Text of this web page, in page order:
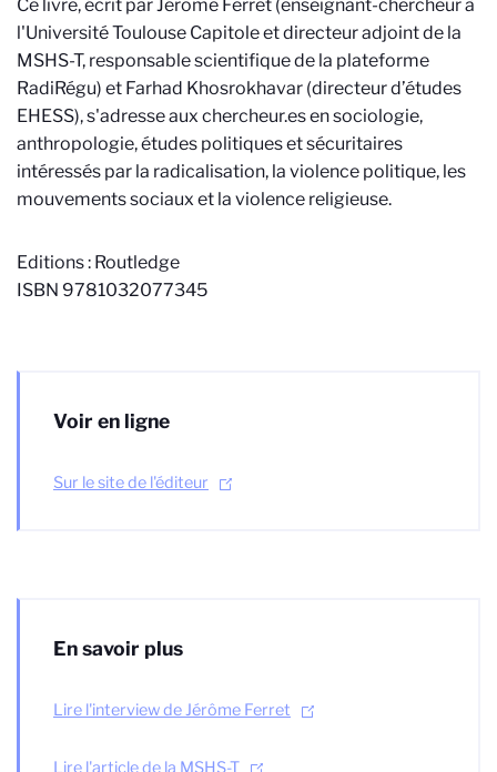
Ce livre, écrit par Jérôme Ferret (enseignant-chercheur à
l'Université Toulouse Capitoleet directeur adjoint de la
MSHS-T, responsable scientifique de la plateforme
RadiRégu) et Farhad Khosrokhavar (directeur d’études
EHESS), s'adresse aux chercheur.es en sociologie,
anthropologie, études politiques et sécuritaires
intéressés par la radicalisation, la violence politique, les
mouvements sociaux et la violence religieuse.
Editions : Routledge
ISBN 9781032077345
Voir en ligne
Sur le site de l'éditeur
En savoir plus
Lire l'interview de Jérôme Ferret
Lire l'article de la MSHS-T